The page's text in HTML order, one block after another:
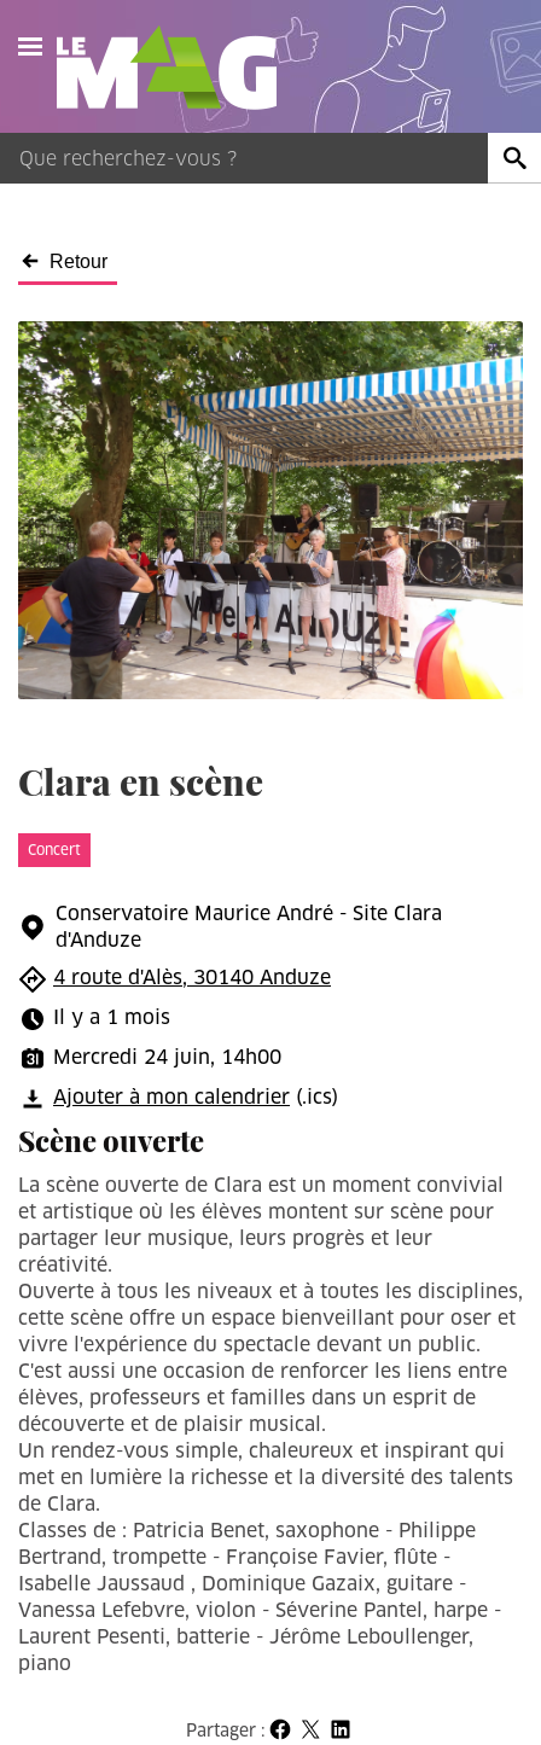
Actualités
Agenda
Contact
Retour
Clara en scène
Concert
Conservatoire Maurice André - Site Clara
d'Anduze
4 route d'Alès, 30140 Anduze
Il y a 1 mois
Mercredi 24 juin, 14h00
Ajouter à mon calendrier (.ics)
Scène ouverte
La scène ouverte de Clara est un moment convivial
et artistique où les élèves montent sur scène pour
partager leur musique, leurs progrès et leur
créativité.
Ouverte à tous les niveaux et à toutes les disciplines,
cette scène offre un espace bienveillant pour oser et
vivre l'expérience du spectacle devant un public.
C'est aussi une occasion de renforcer les liens entre
élèves, professeurs et familles dans un esprit de
découverte et de plaisir musical.
Un rendez-vous simple, chaleureux et inspirant qui
met en lumière la richesse et la diversité des talents
de Clara.
Classes de : Patricia Benet, saxophone - Philippe
Bertrand, trompette - Françoise Favier, flûte -
Isabelle Jaussaud , Dominique Gazaix, guitare -
Vanessa Lefebvre, violon - Séverine Pantel, harpe -
Laurent Pesenti, batterie - Jérôme Leboullenger,
piano
Partager :Partager sur Facebook
Partager sur X
Partager sur LinkedIn